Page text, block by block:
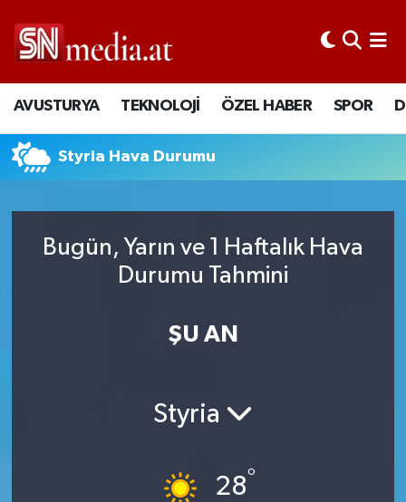
AVUSTURYA TEKNOLOJİ ÖZEL HABER SPOR
Styria Hava Durumu
Bugün, Yarın ve 1 Haftalık Hava
Durumu Tahmini
ŞU AN
Styria
28°